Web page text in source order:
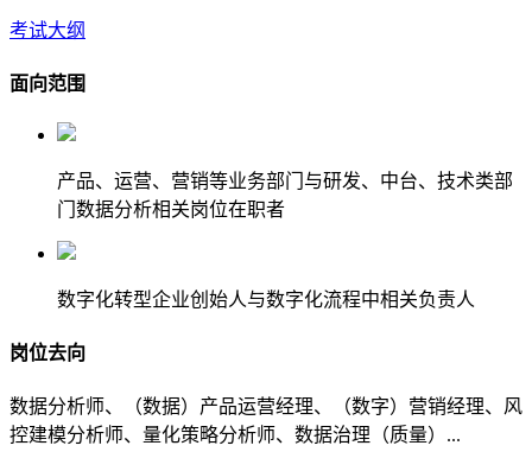
考试大纲
面向范围
产品、运营、营销等业务部门与研发、中台、技术类部
门数据分析相关岗位在职者
数字化转型企业创始人与数字化流程中相关负责人
岗位去向
数据分析师、（数据）产品运营经理、（数字）营销经理、风
控建模分析师、量化策略分析师、数据治理（质量）...